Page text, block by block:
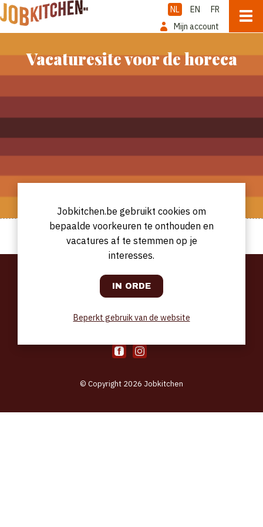
NL EN
FR
Mijn account
Vacaturesite voor de horeca
Jobkitchen.be
Bosmanslei 31
B–2018 Antwerp
© Copyright 2026 Jobkitchen
Jobkitchen.be gebruikt cookies om
bepaalde voorkeuren te onthouden en
vacatures af te stemmen op je
interesses.
Beperkt gebruik van de website